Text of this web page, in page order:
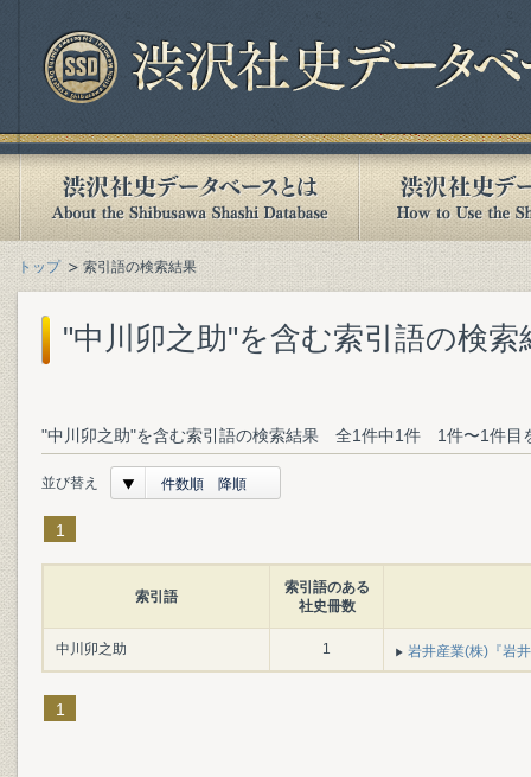
トップ 索引語の検索結果
"中川卯之助"を含む索引語の検索
"中川卯之助"を含む索引語の検索結果 全1件中1件 1件〜1件目
並び替え 件数順 降順
1
索引語
索引語のある
社史冊数
中川卯之助 1 岩井産業(株)『岩
1